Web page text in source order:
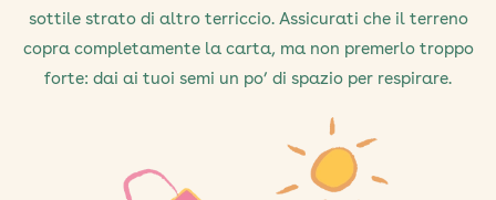
sottile strato di altro terriccio. Assicurati che il terreno
copra completamente la carta, ma non premerlo troppo
forte: dai ai tuoi semi un po’ di spazio per respirare.